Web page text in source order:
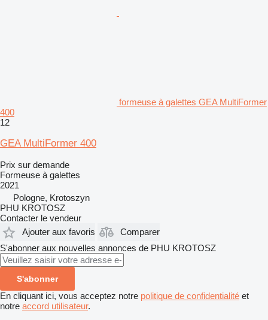
formeuse à galettes GEA MultiFormer
400
12
GEA MultiFormer 400
Prix sur demande
Formeuse à galettes
2021
Pologne, Krotoszyn
PHU KROTOSZ
Contacter le vendeur
Ajouter aux favoris
Comparer
S'abonner aux nouvelles annonces de PHU KROTOSZ
S'abonner
En cliquant ici, vous acceptez notre politique de confidentialité et
notre accord utilisateur.